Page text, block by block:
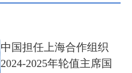
中国担任上海合作组织
2024-2025年轮值主席国